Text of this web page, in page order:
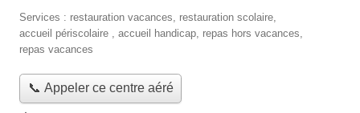
Services : restauration vacances, restauration scolaire,
accueil périscolaire , accueil handicap, repas hors vacances,
repas vacances
📞 Appeler ce centre aéré